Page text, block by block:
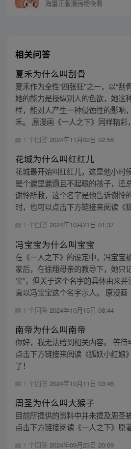
799493374
海量正版漫画畅快看
相关问答
夏禾为什么叫刮骨
夏禾作为全性“四张狂”之一，以“刮
她的能力是操纵别人的色欲，她这
样，能对人产生一种侵蚀性的影响
禾。 原漫画《一人之下》同样精彩
1 个回答 2024年11月02日 02:56
花城为什么叫红红儿
花城最开始叫红红儿，这是他小时
是个邋里邋遢且不起眼的孩子，还
谢怜所救，这个名字是他告诉谢怜
时，也可以点击下方链接来阅读《
1 个回答 2024年10月21日 01:37
冯宝宝为什么叫宝宝
在《一人之下》的设定中，冯宝宝
家后，在徐翔母亲的教导下，她只
宝”，但关于这个名字的具体由来
直以冯宝宝这个名字示人。 原漫画
1 个回答 2024年10月15日 08:44
南帝为什么叫南帝
你好，我无法给到相关内容。 等待
点击下方链接来阅读《狐妖小红娘
了！
1 个回答 2024年10月11日 03:46
周圣为什么叫大猴子
目前所提供的资料中并未提及周圣
点击下方链接阅读《一人之下》原
1 个回答 2024年09月23日 20:09